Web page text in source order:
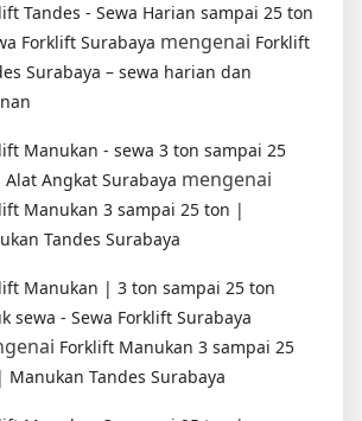
Tandes - Sewa Harian sampai 25 ton
Forklift Surabaya mengenai Forklift
Surabaya – sewa harian dan
Manukan - sewa 3 ton sampai 25
Alat Angkat Surabaya mengenai
Manukan 3 sampai 25 ton |
Tandes Surabaya
Manukan | 3 ton sampai 25 ton
sewa - Sewa Forklift Surabaya
Forklift Manukan 3 sampai 25
Tandes Surabaya